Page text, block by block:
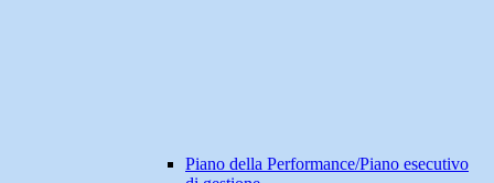
Piano della Performance/Piano esecutivo